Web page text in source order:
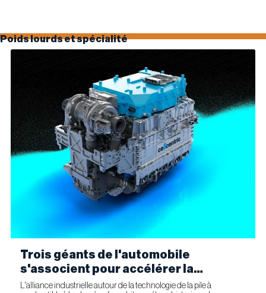
Poids lourds et spécialité
Trois géants de l'automobile
s'associent pour accélérer la
fabrication industrielle de piles à
L'alliance industrielle autour de la technologie de la pile à